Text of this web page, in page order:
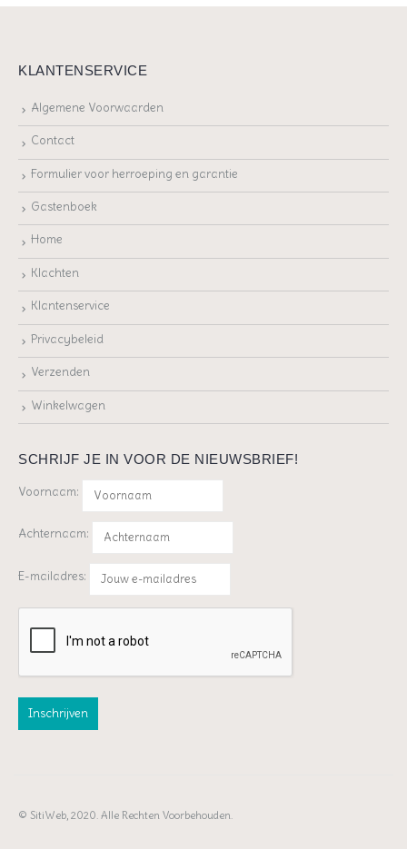
KLANTENSERVICE
Algemene Voorwaarden
Contact
Formulier voor herroeping en garantie
Gastenboek
Home
Klachten
Klantenservice
Privacybeleid
Verzenden
Winkelwagen
SCHRIJF JE IN VOOR DE NIEUWSBRIEF!
Voornaam:
Achternaam:
E-mailadres:
© SitiWeb, 2020. Alle Rechten Voorbehouden.